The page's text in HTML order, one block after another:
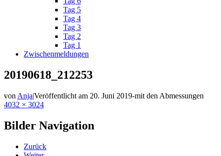
Tag 5
Tag 4
Tag 3
Tag 2
Tag 1
Zwischenmeldungen
20190618_212253
von Anja|Veröffentlicht am 20. Juni 2019-mit den Abmessungen
4032 × 3024
Bilder Navigation
Zurück